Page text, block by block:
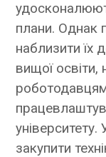
плани. Однак
наблизити їх
вищої освіти,
закупити